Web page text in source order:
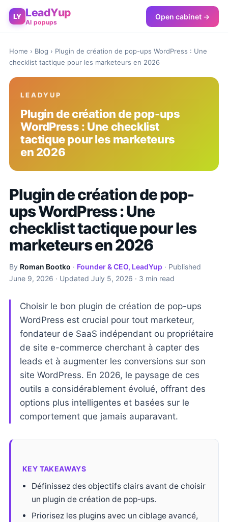
LY LeadYup
AI popups
Open cabinet →
Home › Blog › Plugin de création de pop-ups WordPress : Une
checklist tactique pour les marketeurs en 2026
LEADYUP
Plugin de création de pop-ups
WordPress : Une checklist
tactique pour les marketeurs
en 2026
Plugin de création de pop-
ups WordPress : Une
checklist tactique pour les
marketeurs en 2026
By Roman Bootko · Founder & CEO, LeadYup · Published
June 9, 2026 · Updated July 5, 2026 · 3 min read
Choisir le bon plugin de création de pop-ups
WordPress est crucial pour tout marketeur,
fondateur de SaaS indépendant ou propriétaire
de site e-commerce cherchant à capter des
leads et à augmenter les conversions sur son
site WordPress. En 2026, le paysage de ces
outils a considérablement évolué, offrant des
options plus intelligentes et basées sur le
comportement que jamais auparavant.
KEY TAKEAWAYS
Définissez des objectifs clairs avant de choisir
un plugin de création de pop-ups.
Priorisez les plugins avec un ciblage avancé,